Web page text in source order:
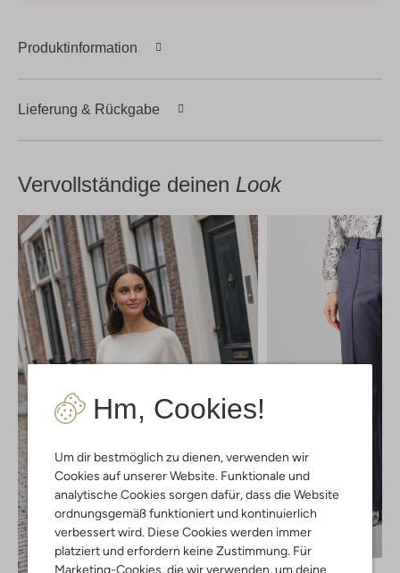
Hm, Cookies!
Um dir bestmöglich zu dienen, verwenden wir
Cookies auf unserer Website. Funktionale und
analytische Cookies sorgen dafür, dass die Website
ordnungsgemäß funktioniert und kontinuierlich
verbessert wird. Diese Cookies werden immer
platziert und erfordern keine Zustimmung. Für
Marketing-Cookies, die wir verwenden, um deine
Produktinformation
Lieferung & Rückgabe
Vervollständige deinen Look
-20%